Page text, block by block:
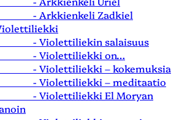
- Arkkienkeli Zadkiel
- Violettiliekin salaisuus
- Violettiliekki on…
- Violettiliekki – kokemuksia
- Violettiliekki – meditaatio
- Violettiliekki El Moryan